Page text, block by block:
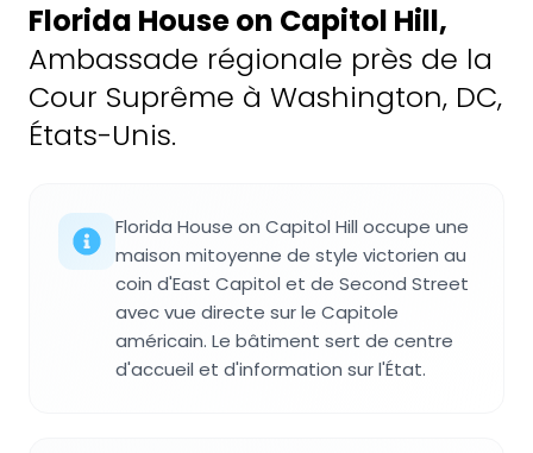
Florida House on Capitol Hill,
Ambassade régionale près de la
Cour Suprême à Washington, DC,
États-Unis.
Florida House on Capitol Hill occupe une
maison mitoyenne de style victorien au
coin d'East Capitol et de Second Street
avec vue directe sur le Capitole
américain. Le bâtiment sert de centre
d'accueil et d'information sur l'État.